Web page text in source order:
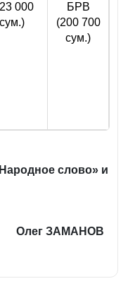
000
сум.)
БРВ
(200 700
сум.)
слово» и
Олег ЗАМАНОВ